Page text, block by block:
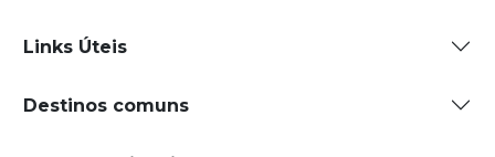
Links Úteis
Destinos comuns